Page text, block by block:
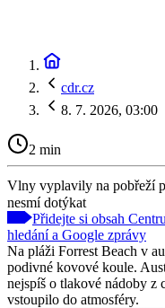
cdr.cz
8. 7. 2026, 03:00
2 min
Vlny vyplavily na pobřeží
nesmí dotýkat
Přidejte si obsah
hledání a Google zprávy
Na pláži Forrest Beach v
podivné kovové koule.
nejspíš o tlakové nádoby z
vstoupilo do atmosféry.